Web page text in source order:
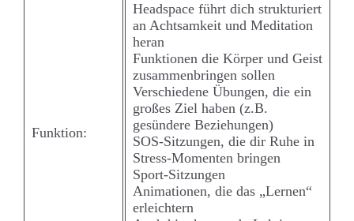
Funktion:
Headspace führt dich strukturiert
an Achtsamkeit und Meditation
heran
Funktionen die Körper und Geist
zusammenbringen sollen
Verschiedene Übungen, die ein
großes Ziel haben (z.B.
gesündere Beziehungen)
SOS-Sitzungen, die dir Ruhe in
Stress-Momenten bringen
Sport-Sitzungen
Animationen, die das „Lernen“
erleichtern